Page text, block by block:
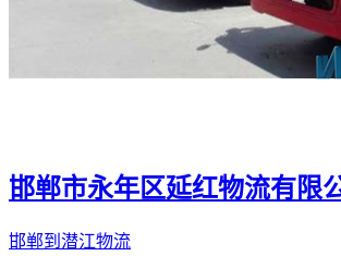
邯郸市永年区延红物流有限
邯郸到潜江物流